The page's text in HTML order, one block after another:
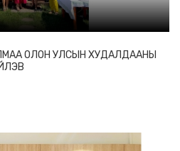
ОЛОН УЛСЫН ХУДАЛДААНЫ